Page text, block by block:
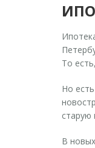
То
Но
старую
В